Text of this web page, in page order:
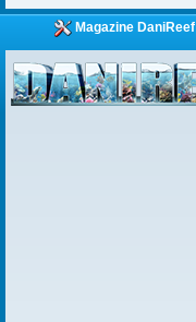
Magazine DaniReef